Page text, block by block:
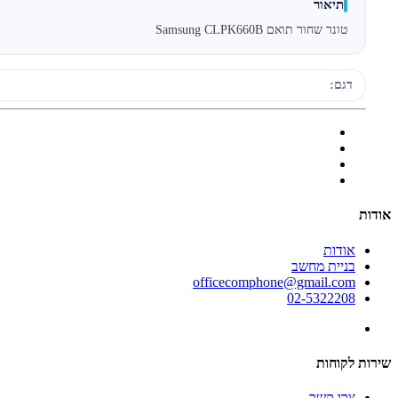
תיאור
טונר שחור תואם Samsung CLPK660B
דגם:
אודות
אודות
בניית מחשב
officecomphone@gmail.com
02-5322208
שירות לקוחות